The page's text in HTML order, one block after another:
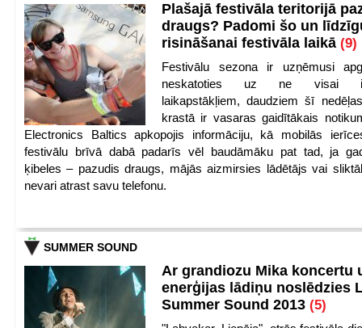
Plašajā festivāla teritorijā
draugs? Padomi šo un
risināšanai festivāla laikā (9)
Festivālu sezona ir uzņēmusi
neskatoties uz ne visai
laikapstākļiem, daudziem šī
krastā ir vasaras gaidītākais
Electronics Baltics apkopojis informāciju, kā mobilās
festivālu brīvā dabā padarīs vēl baudāmāku pat tad, ja
ķibeles – pazudis draugs, mājās aizmirsies lādētājs vai
nevari atrast savu telefonu.
SUMMER SOUND
Ar grandiozu Mika koncertu
enerģijas lādiņu noslēdzies
Summer Sound 2013 (5)